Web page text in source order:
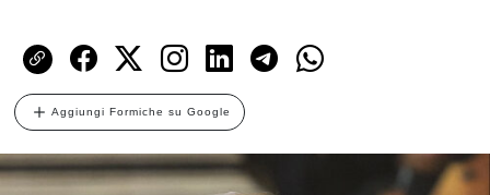
Aggiungi Formiche su Google